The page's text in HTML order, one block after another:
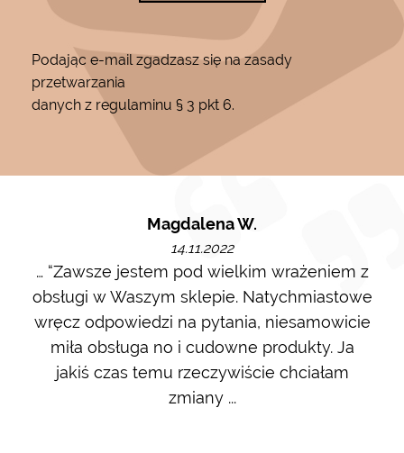
Podając e-mail zgadzasz się na zasady
przetwarzania
danych z regulaminu § 3 pkt 6.
Magdalena W.
14.11.2022
… “Zawsze jestem pod wielkim wrażeniem z
obsługi w Waszym sklepie. Natychmiastowe
wręcz odpowiedzi na pytania, niesamowicie
miła obsługa no i cudowne produkty. Ja
jakiś czas temu rzeczywiście chciałam
zmiany ...